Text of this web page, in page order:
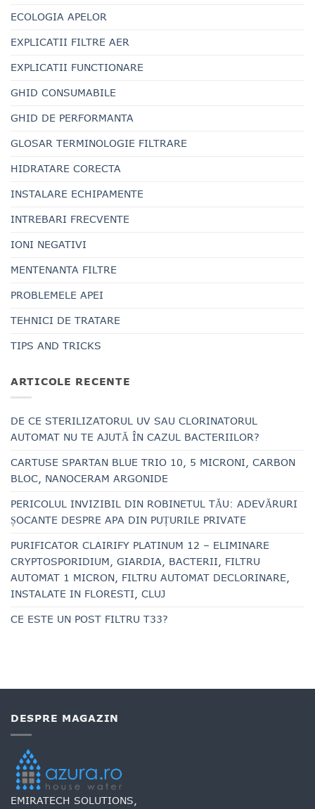
ECOLOGIA APELOR
EXPLICATII FILTRE AER
EXPLICATII FUNCTIONARE
GHID CONSUMABILE
GHID DE PERFORMANTA
GLOSAR TERMINOLOGIE FILTRARE
HIDRATARE CORECTA
INSTALARE ECHIPAMENTE
INTREBARI FRECVENTE
IONI NEGATIVI
MENTENANTA FILTRE
PROBLEMELE APEI
TEHNICI DE TRATARE
TIPS AND TRICKS
ARTICOLE RECENTE
DE CE STERILIZATORUL UV SAU CLORINATORUL
AUTOMAT NU TE AJUTĂ ÎN CAZUL BACTERIILOR?
CARTUSE SPARTAN BLUE TRIO 10, 5 MICRONI, CARBON
BLOC, NANOCERAM ARGONIDE
PERICOLUL INVIZIBIL DIN ROBINETUL TĂU: ADEVĂRURI
ȘOCANTE DESPRE APA DIN PUȚURILE PRIVATE
PURIFICATOR CLAIRIFY PLATINUM 12 – ELIMINARE
CRYPTOSPORIDIUM, GIARDIA, BACTERII, FILTRU
AUTOMAT 1 MICRON, FILTRU AUTOMAT DECLORINARE,
INSTALATE IN FLORESTI, CLUJ
CE ESTE UN POST FILTRU T33?
DESPRE MAGAZIN
EMIRATECH SOLUTIONS,